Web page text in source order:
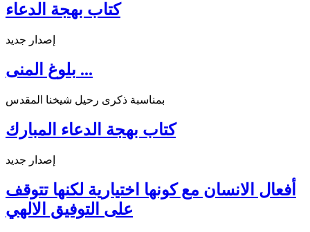
كتاب بهجة الدعاء
إصدار جديد
بلوغ المنى ...
بمناسبة ذكرى رحيل شيخنا المقدس
كتاب بهجة الدعاء المبارك
إصدار جديد
أفعال الانسان مع كونها اختيارية لكنها تتوقف
على التوفيق الالهي